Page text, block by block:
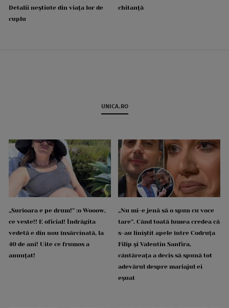
Detalii neștiute din viața lor de
cuplu
chitanță
UNICA.RO
„Surioara e pe drum!” :o Wooow,
ce veste!! E oficial! Îndrăgita
vedetă e din nou însărcinată, la
40 de ani! Uite ce frumos a
anunțat!
„Nu mi-e jenă să o spun cu voce
tare”. Când toată lumea credea că
s-au liniștit apele între Codruța
Filip și Valentin Sanfira,
cântăreața a decis să spună tot
adevărul despre mariajul ei
eșuat